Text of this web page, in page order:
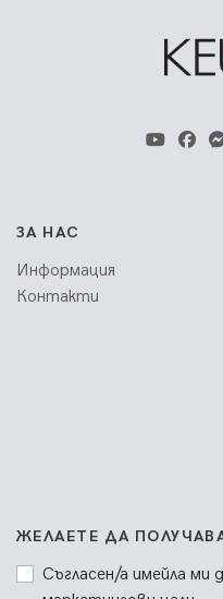
ЗА НАС
Информация
Контакти
ЖЕЛАЕТЕ ДА
Съгласен/а имейла ми